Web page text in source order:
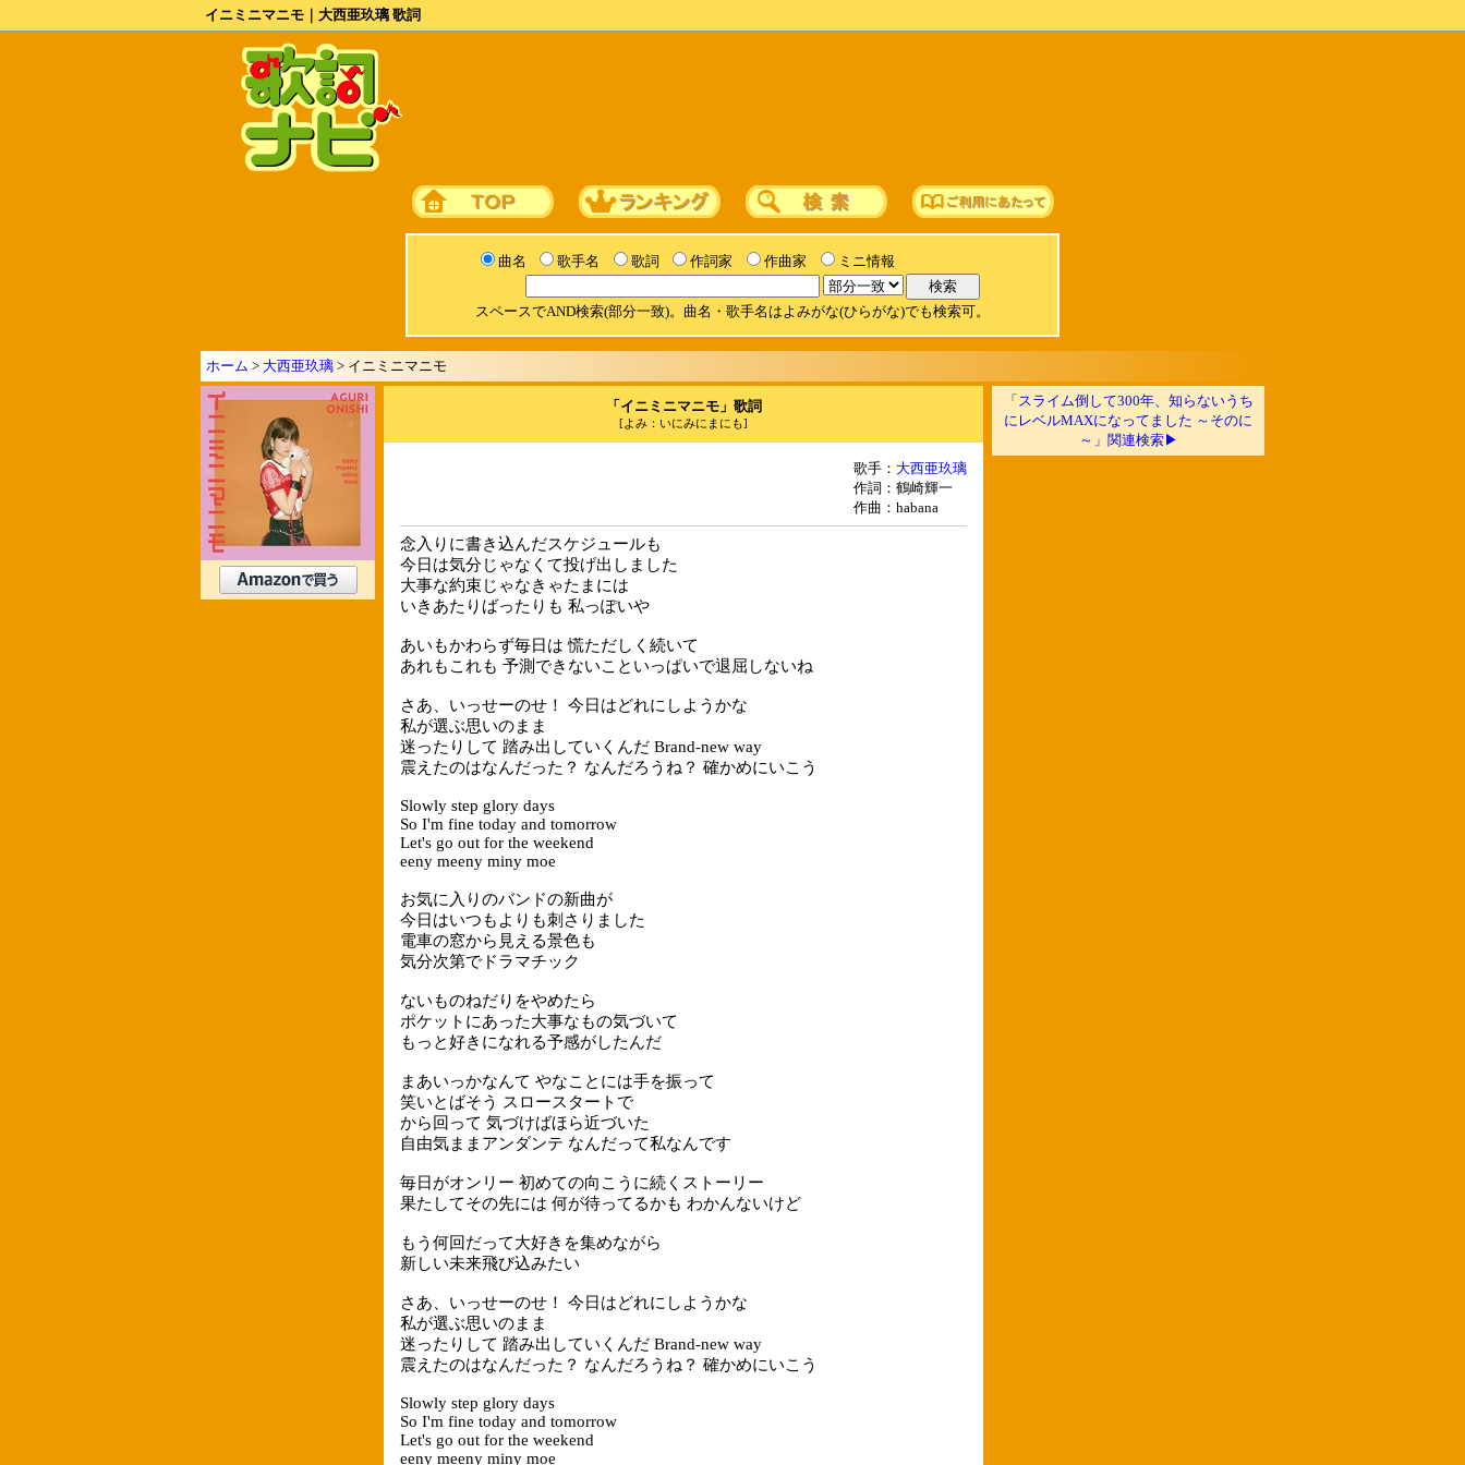
イニミニマニモ｜大西亜玖璃 歌詞
曲名 歌手名 歌詞 作詞家 作曲家 ミニ情報
スペースでAND検索(部分一致)。曲名・歌手名はよみがな(ひらがな)でも検索可。
ホーム > 大西亜玖璃 > イニミニマニモ
「イニミニマニモ」歌詞
[よみ：いにみにまにも]
歌手： 大西亜玖璃
作詞：鶴崎輝一
作曲：habana
念入りに書き込んだスケジュールも
今日は気分じゃなくて投げ出しました
大事な約束じゃなきゃたまには
いきあたりばったりも 私っぽいや
あいもかわらず毎日は 慌ただしく続いて
あれもこれも 予測できないこといっぱいで退屈しないね
さあ、いっせーのせ！ 今日はどれにしようかな
私が選ぶ思いのまま
迷ったりして 踏み出していくんだ Brand-new way
震えたのはなんだった？ なんだろうね？ 確かめにいこう
Slowly step glory days
So I'm fine today and tomorrow
Let's go out for the weekend
eeny meeny miny moe
お気に入りのバンドの新曲が
今日はいつもよりも刺さりました
電車の窓から見える景色も
気分次第でドラマチック
ないものねだりをやめたら
ポケットにあった大事なもの気づいて
もっと好きになれる予感がしたんだ
まあいっかなんて やなことには手を振って
笑いとばそう スロースタートで
から回って 気づけばほら近づいた
自由気ままアンダンテ なんだって私なんです
毎日がオンリー 初めての向こうに続くストーリー
果たしてその先には 何が待ってるかも わかんないけど
もう何回だって大好きを集めながら
新しい未来飛び込みたい
さあ、いっせーのせ！ 今日はどれにしようかな
私が選ぶ思いのまま
迷ったりして 踏み出していくんだ Brand-new way
震えたのはなんだった？ なんだろうね？ 確かめにいこう
Slowly step glory days
So I'm fine today and tomorrow
Let's go out for the weekend
eeny meeny miny moe
「スライム倒して300年、知らないうち
にレベルMAXになってました ～そのに
～」関連検索▶